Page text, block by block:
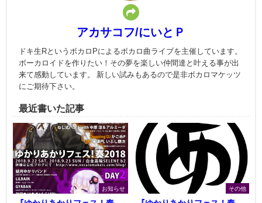
アカサコフ/にいとＰ
ドキ生RというボカロPによるボカロ曲ライブを主催しています。
ボーカロイドを作りたい！その夢を楽しい仲間達と叶える事が出
来て感動しています。 新しい試みもあるので是非ボカロマケッツ
にご期待下さい。
最近書いた記事
お知らせ その他